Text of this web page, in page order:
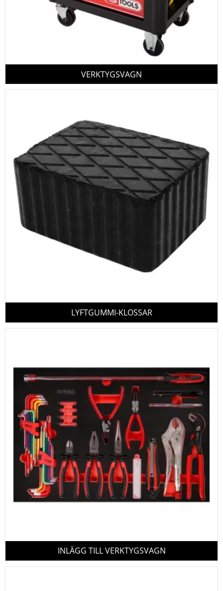
VERKTYGSVAGN
LYFTGUMMI-KLOSSAR
INLÄGG TILL VERKTYGSVAGN